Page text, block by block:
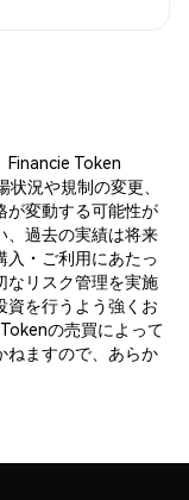
Financie Token
況や規制の変更、
が変動する可能性が
、過去の実績は将来
・ご利用にあたっ
なリスク管理を実施
資を行うよう強くお
の売買によって
ねますので、あらか